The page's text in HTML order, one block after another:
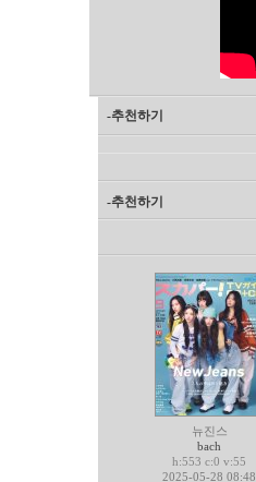
-추천하기
-추천하기
뉴진스
bach
h:553 c:0 v:55
2025-05-28 08:48